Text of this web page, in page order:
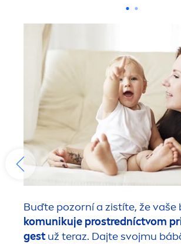
Buďte pozorní a zistíte, že vaše
komunikuje prostredníctvom
gestuž teraz. Dajte svojmu